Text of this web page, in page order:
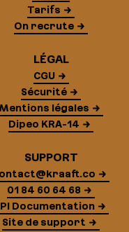
Tarifs
On recrute
LÉGAL
CGU
Sécurité
Mentions légales
Dipeo KRA-14
SUPPORT
01 84 60 64 68
Documentation
Site de support